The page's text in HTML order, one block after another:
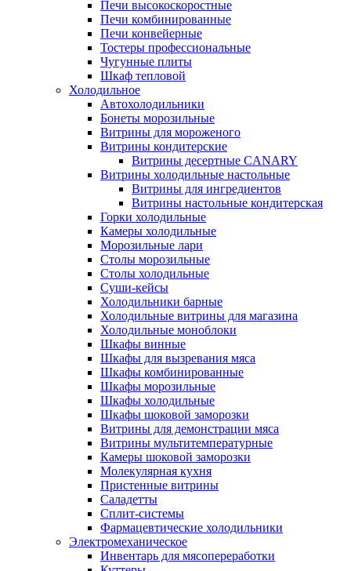
Печи высокоскоростные
Печи комбинированные
Печи конвейерные
Тостеры профессиональные
Чугунные плиты
Шкаф тепловой
Холодильное
Автохолодильники
Бонеты морозильные
Витрины для мороженого
Витрины кондитерские
Витрины десертные CANARY
Витрины холодильные настольные
Витрины для ингредиентов
Витрины настольные кондитерская
Горки холодильные
Камеры холодильные
Морозильные лари
Столы морозильные
Столы холодильные
Суши-кейсы
Холодильники барные
Холодильные витрины для магазина
Холодильные моноблоки
Шкафы винные
Шкафы для вызревания мяса
Шкафы комбинированные
Шкафы морозильные
Шкафы холодильные
Шкафы шоковой заморозки
Витрины для демонстрации мяса
Витрины мультитемпературные
Камеры шоковой заморозки
Молекулярная кухня
Пристенные витрины
Саладетты
Сплит-системы
Фармацевтические холодильники
Электромеханическое
Инвентарь для мясопереработки